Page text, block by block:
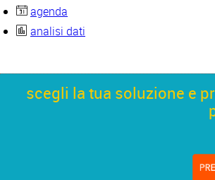
agenda
analisi dati
scegli la tua soluzione e